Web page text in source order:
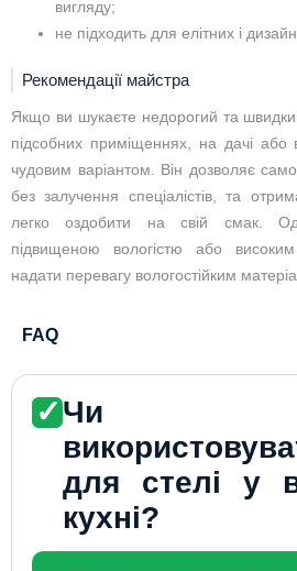
вигляду;
не підходить для елітних і
Рекомендації майстра
Якщо ви шукаєте недорогий та
підсобних приміщеннях, на дачі
чудовим варіантом. Він дозволяє
без залучення спеціалістів, та
легко оздобити на свій смак.
підвищеною вологістю або
надати перевагу вологостійким
FAQ
✓Чи
для стелі у
кухні?